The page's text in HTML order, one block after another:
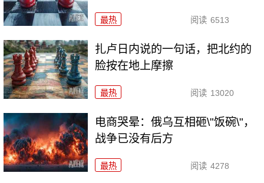
最热 阅读 6513
扎卢日内说的一句话，把北约的
脸按在地上摩擦
最热 阅读 13020
电商哭晕：俄乌互相砸\"饭碗\"，
战争已没有后方
最热 阅读 4278